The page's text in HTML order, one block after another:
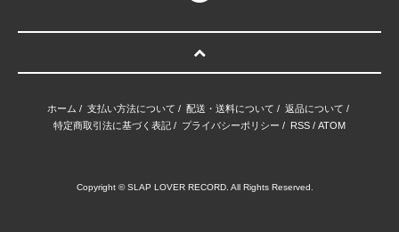
ホーム / 支払い方法について / 配送・送料について / 返品について /
特定商取引法に基づく表記 / プライバシーポリシー / RSS / ATOM
Copyright © SLAP LOVER RECORD. All Rights Reserved.